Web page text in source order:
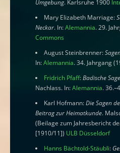
Umgebung. Karlsruhe 1900
Mary Elizabeth Marriage:
Neckar. In:Alemannia. 29.
Commons
August Steinbrenner:
In:Alemannia. 34. Jahrgang
Fridrich Pfaff:Badische
Nachlass. In:Alemannia.
Karl Hofmann:Die Sagen
Beitrag zur Heimatkunde.
(Beilage zum Jahresbericht
[1910/11]) ULB Düsseldorf
Hanns Bächtold-Stäubli: